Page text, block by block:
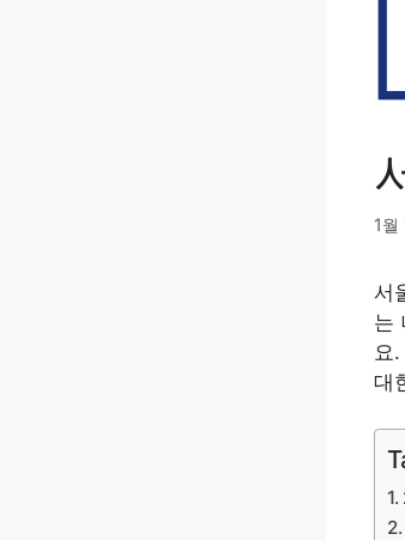
1
서
는
요
대